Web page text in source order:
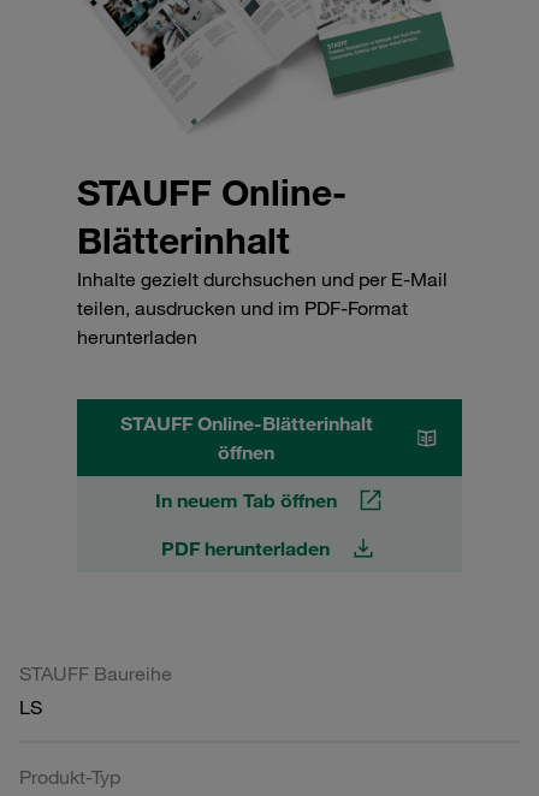
STAUFF Online-
Blätterinhalt
Inhalte gezielt durchsuchen und per E-Mail
teilen, ausdrucken und im PDF-Format
herunterladen
STAUFF Online-Blätterinhalt
öffnen
In neuem Tab öffnen
PDF herunterladen
STAUFF Baureihe
LS
Produkt-Typ